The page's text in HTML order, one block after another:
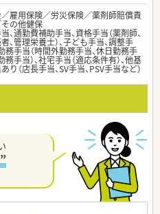
雇用保険／労災保険／薬剤師賠償責
の他健保
、通勤費補助手当、資格手当（薬剤師、
、管理栄養士）、子ども手当、調整手
務手当（時間外勤務手当、休日勤務手
務手当）、社宅手当（適応条件有）、他基
り（店長手当、SV手当、PSV手当など）